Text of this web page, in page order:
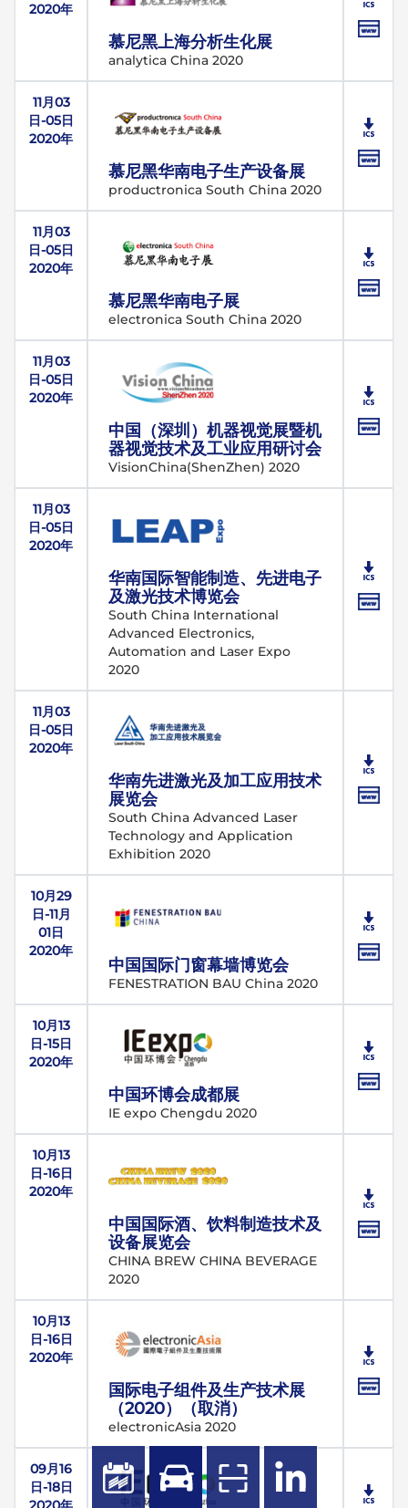
2020年
慕尼黑上海分析生化展
analytica China 2020
11月03
日-05日
2020年
慕尼黑华南电子生产设备展
productronica South China 2020
11月03
日-05日
2020年
慕尼黑华南电子展
electronica South China 2020
11月03
日-05日
2020年
中国（深圳）机器视觉展暨机
器视觉技术及工业应用研讨会
VisionChina(ShenZhen) 2020
11月03
日-05日
2020年
华南国际智能制造、先进电子
及激光技术博览会
South China International
Advanced Electronics,
Automation and Laser Expo
2020
11月03
日-05日
2020年
华南先进激光及加工应用技术
展览会
South China Advanced Laser
Technology and Application
Exhibition 2020
10月29
日-11月
01日
2020年
中国国际门窗幕墙博览会
FENESTRATION BAU China 2020
10月13
日-15日
2020年
中国环博会成都展
IE expo Chengdu 2020
10月13
日-16日
2020年
中国国际酒、饮料制造技术及
设备展览会
CHINA BREW CHINA BEVERAGE
2020
10月13
日-16日
2020年
国际电子组件及生产技术展
（2020）（取消）
electronicAsia 2020
09月16
日-18日